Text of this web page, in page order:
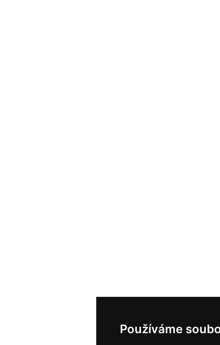
Používáme